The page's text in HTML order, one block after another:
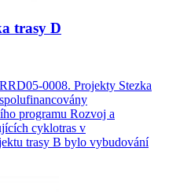
trasy D
0008. Projekty Stezka
programu Rozvoj a
cyklotras v
trasy B bylo vybudování